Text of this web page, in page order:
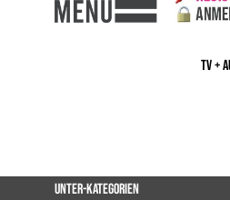
TV +
UNTER-KATEGORIEN